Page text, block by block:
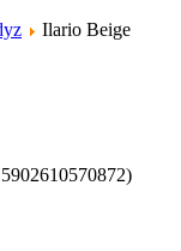
Ilario Beige
5902610570872)